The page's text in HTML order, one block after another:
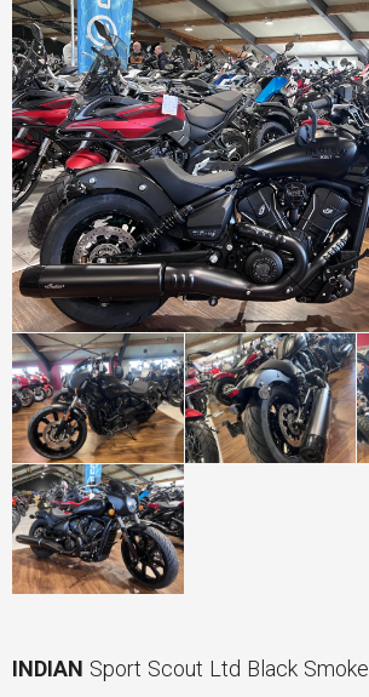
INDIAN Sport Scout Ltd Black Smoke